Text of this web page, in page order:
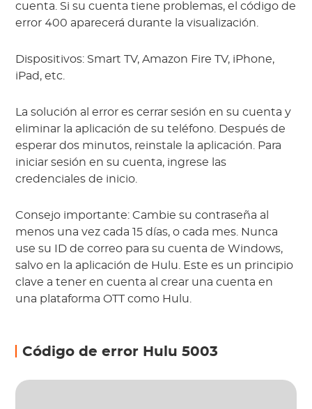
cuenta. Si su cuenta tiene problemas, el código de
error 400 aparecerá durante la visualización.
Dispositivos: Smart TV, Amazon Fire TV, iPhone,
iPad, etc.
La solución al error es cerrar sesión en su cuenta y
eliminar la aplicación de su teléfono. Después de
esperar dos minutos, reinstale la aplicación. Para
iniciar sesión en su cuenta, ingrese las
credenciales de inicio.
Consejo importante: Cambie su contraseña al
menos una vez cada 15 días, o cada mes. Nunca
use su ID de correo para su cuenta de Windows,
salvo en la aplicación de Hulu. Este es un principio
clave a tener en cuenta al crear una cuenta en
una plataforma OTT como Hulu.
Código de error Hulu 5003